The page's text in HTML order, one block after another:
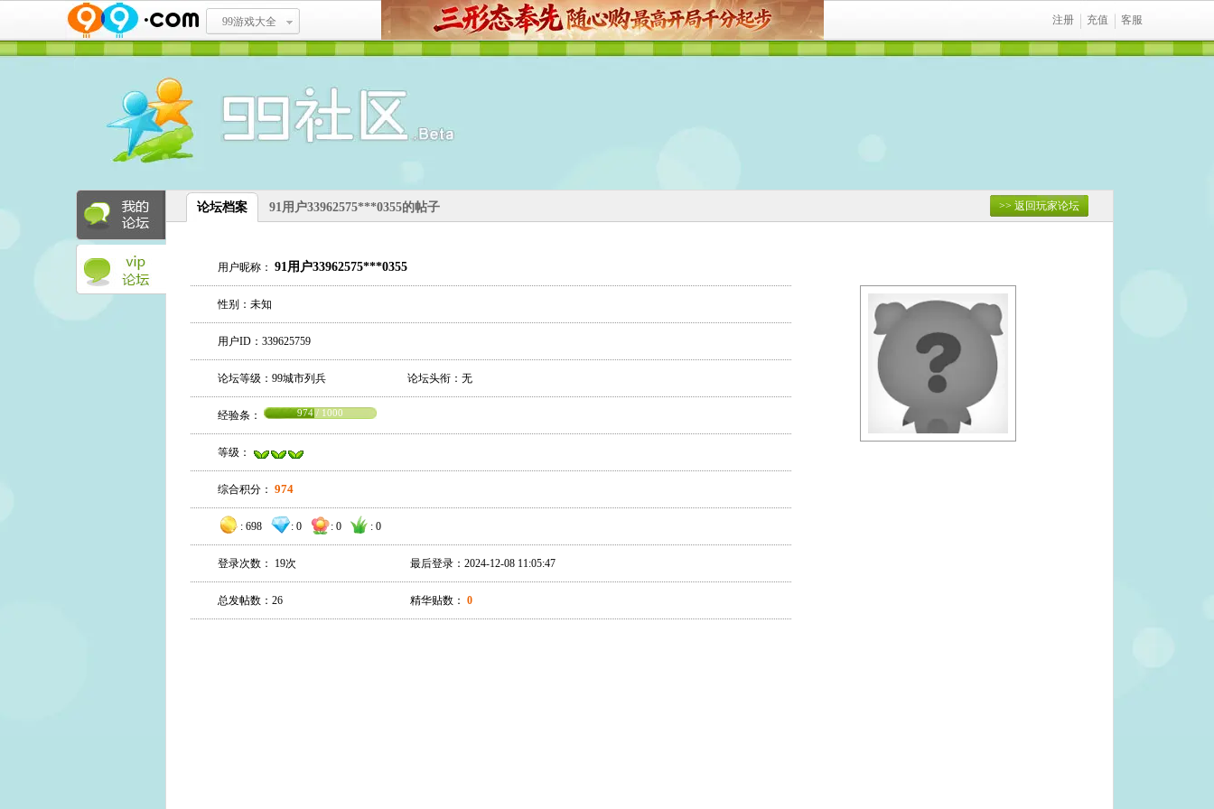
99游戏大全 注册 充值 客服
论坛档案 91用户33962575***0355的帖子 >> 返回玩家论坛
用户昵称： 91用户33962575***0355
性别：未知
用户ID：339625759
论坛等级：99城市列兵 论坛头衔：无
经验条： 974 / 1000
等级：
综合积分： 974
: 698 : 0 : 0 : 0
登录次数： 19次 最后登录：2024-12-08 11:05:47
总发帖数：26 精华贴数： 0